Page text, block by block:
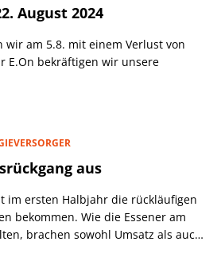
August 2024
wir am 5.8. mit einem Verlust von
E.On bekräftigen wir unsere
aus
im ersten Halbjahr die rückläufigen
bekommen. Wie die Essener am
brachen sowohl Umsatz als auch